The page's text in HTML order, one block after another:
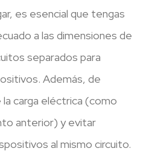
es esencial que tengas
a las dimensiones de
separados para
Además, de
carga eléctrica (como
anterior) y evitar
al mismo circuito.